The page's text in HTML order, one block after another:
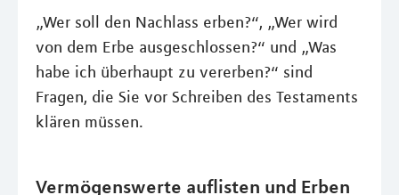
„Wer soll den Nachlass erben?“, „Wer wird
von dem Erbe ausgeschlossen?“ und „Was
habe ich überhaupt zu vererben?“ sind
Fragen, die Sie vor Schreiben des Testaments
klären müssen.
Vermögenswerte auflisten und Erben